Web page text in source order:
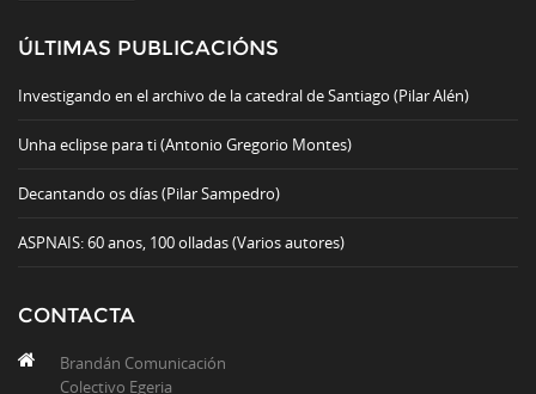
ÚLTIMAS PUBLICACIÓNS
Investigando en el archivo de la catedral de Santiago (Pilar Alén)
Unha eclipse para ti (Antonio Gregorio Montes)
Decantando os días (Pilar Sampedro)
ASPNAIS: 60 anos, 100 olladas (Varios autores)
CONTACTA
Brandán Comunicación
Colectivo Egeria